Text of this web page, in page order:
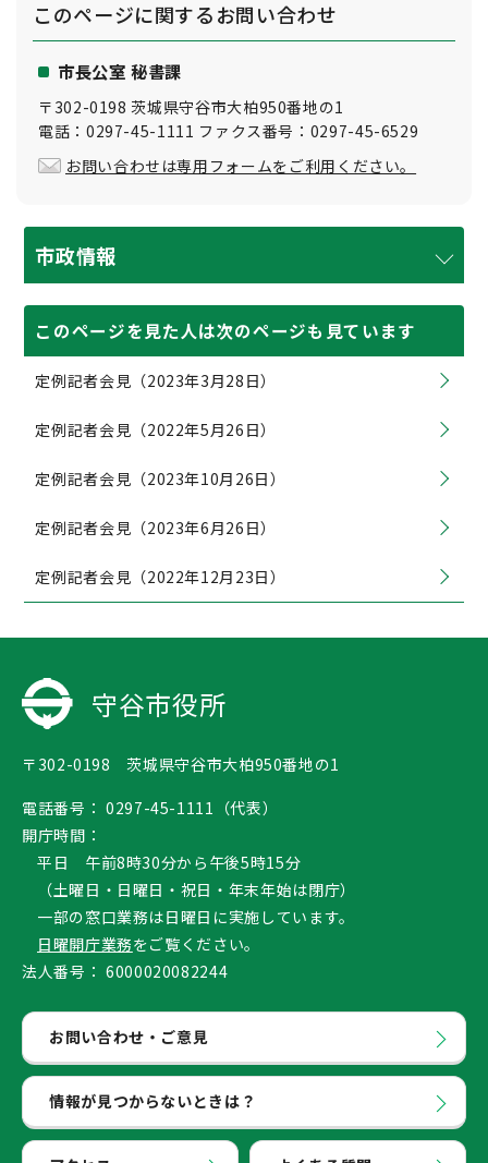
このページに関するお問い合わせ
市長公室 秘書課
〒302-0198 茨城県守谷市大柏950番地の1
電話：0297-45-1111 ファクス番号：0297-45-6529
お問い合わせは専用フォームをご利用ください。
市政情報
このページを見た人は次のページも見ています
定例記者会見（2023年3月28日）
定例記者会見（2022年5月26日）
定例記者会見（2023年10月26日）
定例記者会見（2023年6月26日）
定例記者会見（2022年12月23日）
守谷市役所
〒302-0198 茨城県守谷市大柏950番地の1
電話番号： 0297-45-1111（代表）
開庁時間：
平日 午前8時30分から午後5時15分
（土曜日・日曜日・祝日・年末年始は閉庁）
一部の窓口業務は日曜日に実施しています。
日曜開庁業務をご覧ください。
法人番号： 6000020082244
お問い合わせ・ご意見
情報が見つからないときは？